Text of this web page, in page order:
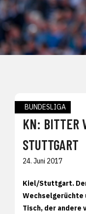
BUNDESLIGA
KN: BITTER
STUTTGART
24. Juni 2017
Kiel/Stuttgart.
Wechselgerüchte
Tisch, der andere